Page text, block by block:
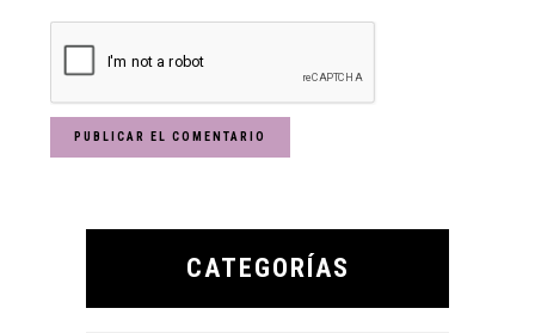
Primary
CATEGORÍAS